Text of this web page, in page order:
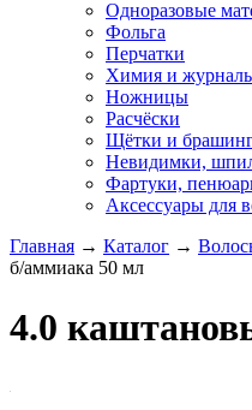
Одноразовые
Фольга
Перчатки
Химия и
Ножницы
Расчёски
Щётки и
Невидимки,
Фартуки,
Аксессуары для
Главная → Каталог →
б/аммиака 50 мл
4.0